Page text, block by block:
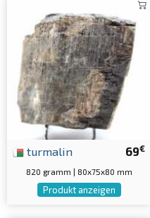
69€
turmalin
820 gramm | 80x75x80 mm
Produkt anzeigen